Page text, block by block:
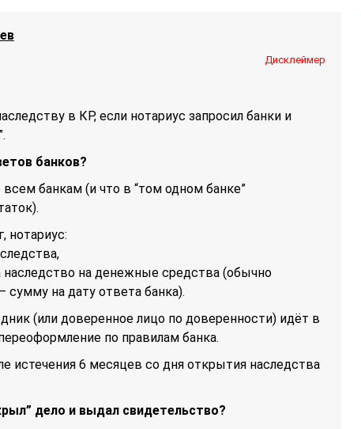
Дисклеймер
в КР, если нотариус запросил банки и
банков?
банкам (и что в “том одном банке”
нотариус:
наследство на денежные средства (обычно
на дату ответа банка).
(или доверенное лицо по доверенности) идёт в
по правилам банка.
истечения 6 месяцев со дня открытия наследства
дело и выдал свидетельство?